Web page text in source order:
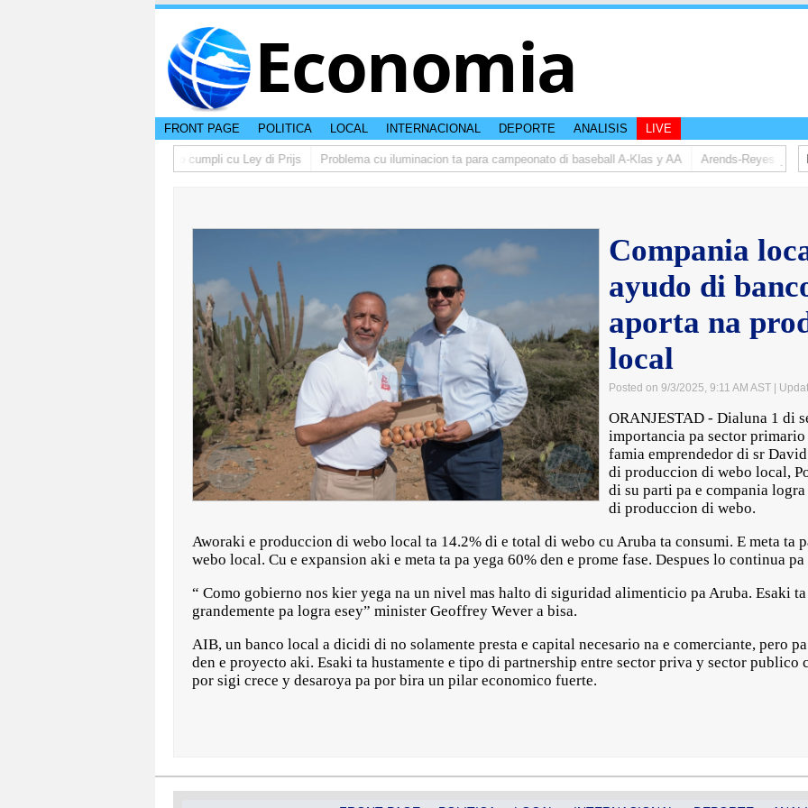
Economia
FRONT PAGE POLITICA LOCAL INTERNACIONAL DEPORTE ANALISIS LIVE
lo multa supermercado cu no cumpli cu Ley di Prijs Problema cu iluminacion ta para campeonato di baseball A-Klas y AA Arends-Reyes (AVP):
Compania
ayudo di
aporta na
local
Posted on 9/3/2025, 9:11 AM AST |
ORANJESTAD - Dialuna 1 di
importancia pa sector primario
famia emprendedor di sr
di produccion di webo local,
di su parti pa e compania
di produccion di webo.
Aworaki e produccion di webo local ta 14.2% di e total di webo cu Aruba ta consumi. E meta ta
webo local. Cu e expansion aki e meta ta pa yega 60% den e prome fase. Despues lo continua
“ Como gobierno nos kier yega na un nivel mas halto di siguridad alimenticio pa Aruba. Esaki
grandemente pa logra esey” minister Geoffrey Wever a bisa.
AIB, un banco local a dicidi di no solamente presta e capital necesario na e comerciante, pero
den e proyecto aki. Esaki ta hustamente e tipo di partnership entre sector priva y sector publico
por sigi crece y desaroya pa por bira un pilar economico fuerte.